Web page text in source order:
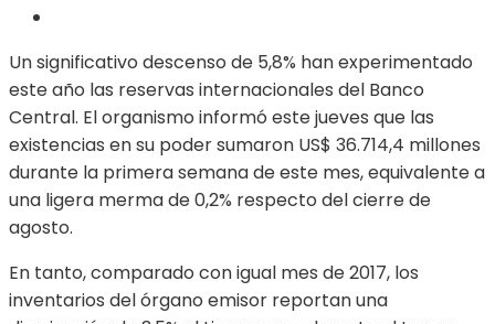
Un significativo descenso de 5,8% han experimentado
este año las reservas internacionales del Banco
Central. El organismo informó este jueves que las
existencias en su poder sumaron US$ 36.714,4 millones
durante la primera semana de este mes, equivalente a
una ligera merma de 0,2% respecto del cierre de
agosto.
En tanto, comparado con igual mes de 2017, los
inventarios del órgano emisor reportan una